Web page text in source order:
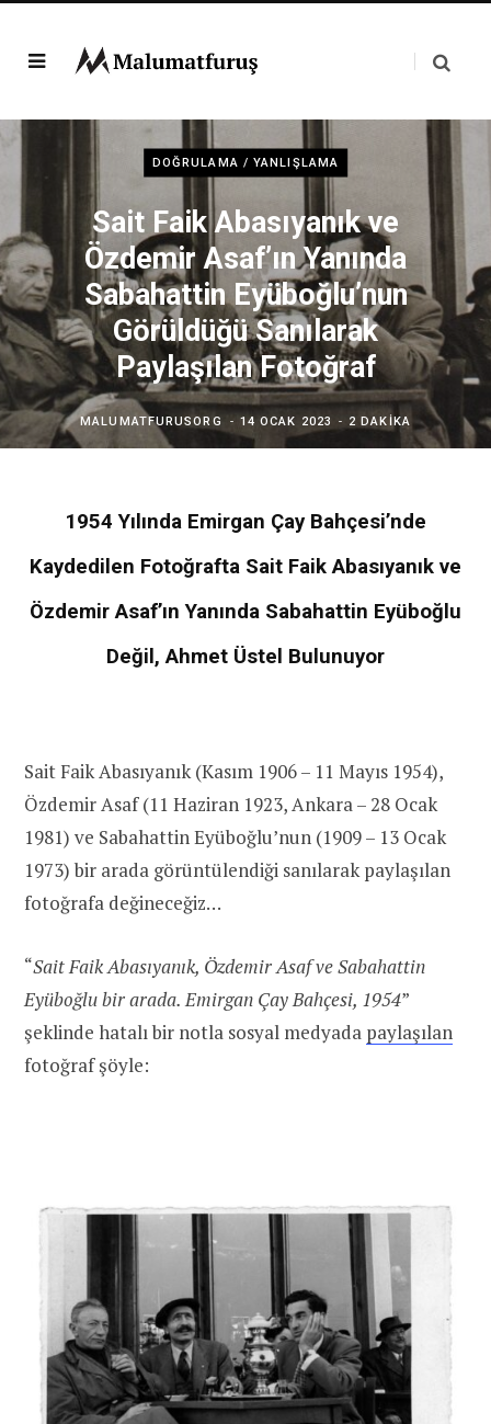
DOĞRULAMA / YANLIŞLAMA
Sait Faik Abasıyanık ve
Özdemir Asaf’ın Yanında
Sabahattin Eyüboğlu’nun
Görüldüğü Sanılarak
Paylaşılan Fotoğraf
MALUMATFURUSORG 14 OCAK 2023 2 DAKIKA
1954 Yılında Emirgan Çay Bahçesi’nde
Kaydedilen Fotoğrafta Sait Faik Abasıyanık ve
Özdemir Asaf’ın Yanında Sabahattin Eyüboğlu
Değil, Ahmet Üstel Bulunuyor
Sait Faik Abasıyanık (Kasım 1906 – 11 Mayıs 1954),
Özdemir Asaf (11 Haziran 1923, Ankara – 28 Ocak
1981) ve Sabahattin Eyüboğlu’nun (1909 – 13 Ocak
1973) bir arada görüntülendiği sanılarak paylaşılan
fotoğrafa değineceğiz…
“Sait Faik Abasıyanık, Özdemir Asaf ve Sabahattin
Eyüboğlu bir arada. Emirgan Çay Bahçesi, 1954”
şeklinde hatalı bir notla sosyal medyada paylaşılan
fotoğraf şöyle: